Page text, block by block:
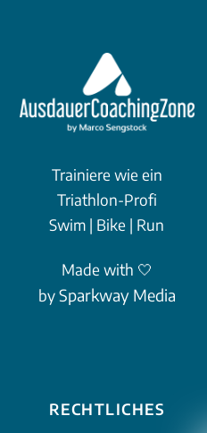
Trainiere wie ein
Triathlon-Profi
Swim | Bike | Run
Made with 🤍
bySparkway Media
RECHTLICHES